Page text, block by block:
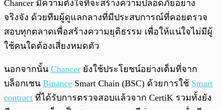
Chancer มีความตั้งใจที่จะสร้างความปลอดภัยอย่าง
จริงจัง ด้วยทีมผู้ดูแลกลางที่มีประสบการณ์ที่คอยตรวจ
สอบทุกตลาดเพื่อสร้างความยุติธรรม เพื่อให้แน่ใจไม่มีผู้
ใช้คนใดต้องเสี่ยงหมดตัว
นอกจากนั้น Chancer ยังใช้ประโยชน์อย่างเต็มที่จาก
บล็อกเชน Binance Smart Chain (BSC) ด้วยการใช้ Smart
contract ที่ได้รับการตรวจสอบแล้วจาก CertiK รวมทั้งยัง